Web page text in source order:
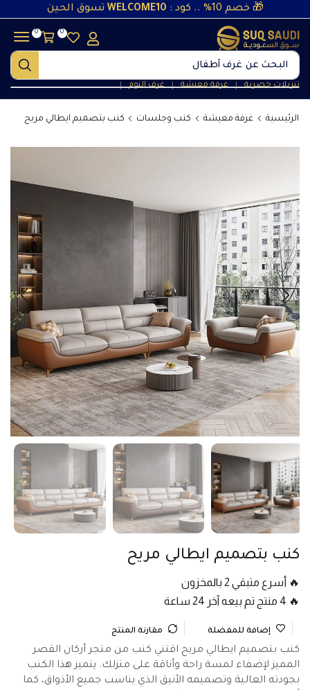
🎁 خصم 10% .. كود : WELCOME10 تسوق الحين
البحث عن غرف أطفال
تنزيلات حصرية ❘ غرفة معيشة ❘ غرف النوم ❘
0
0
الرئيسية غرفة معيشة كنب وجلسات كنب بتصميم ايطالي مريح
كنب بتصميم ايطالي مريح
🔥 أسرع متبقي 2 بالمخزون
🔥 4 منتج تم بيعه آخر 24 ساعة
إضافة للمفضلة مقارنة المنتج
كنب بتصميم ايطالي مريح اقتني كنب من متجر أركان القصر
المميز لإضفاء لمسة راحة وأناقة على منزلك. يتميز هذا الكنب
بجودته العالية وتصميمه الأنيق الذي يناسب جميع الأذواق، كما